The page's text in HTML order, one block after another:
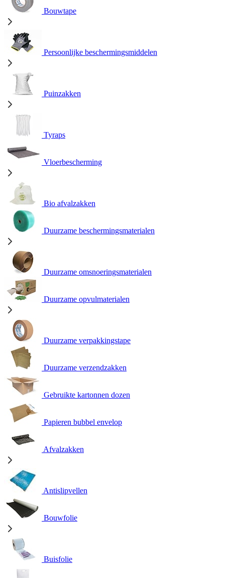
Bouwtape
Persoonlijke beschermingsmiddelen
Puinzakken
Tyraps
Vloerbescherming
Bio afvalzakken
Duurzame beschermingsmaterialen
Duurzame omsnoeringsmaterialen
Duurzame opvulmaterialen
Duurzame verpakkingstape
Duurzame verzendzakken
Gebruikte kartonnen dozen
Papieren bubbel envelop
Afvalzakken
Antislipvellen
Bouwfolie
Buisfolie